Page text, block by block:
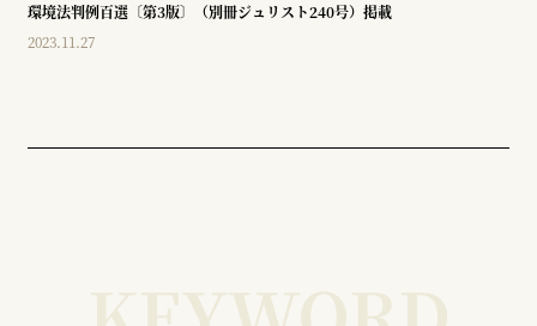
環境法判例百選〔第3版〕（別冊ジュリスト240号）掲載
2023.11.27